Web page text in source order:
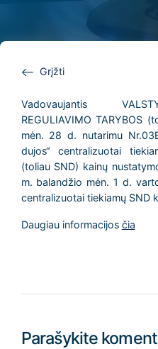
Grįžti
Vadovaujantis
REGULIAVIMO TARYBOS
mėn. 28 d. nutarimu
dujos“ centralizuotai
(toliau SND) kainų
m. balandžio mėn. 1 d.
centralizuotai tiekiamų SND
Daugiau informacijos čia
Parašykite